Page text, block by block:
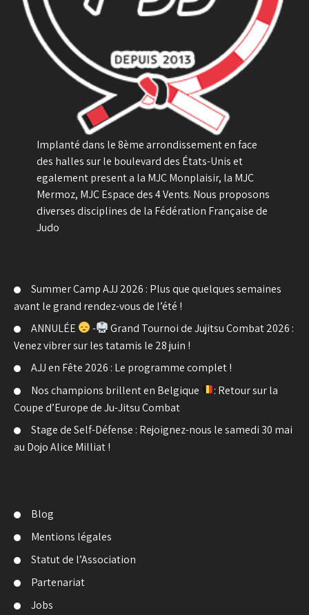
Implanté dans le 8ème arrondissement en face
des halles sur le boulevard des États-Unis et
egalement present a la MJC Monplaisir, la MJC
Mermoz, MJC Espace des 4 Vents. Nous proposons
diverses disciplines de la Fédération Française de
Judo
Summer Camp AJJ 2026 : Plus que quelques semaines
avant le grand rendez-vous de l’été !
ANNULÉE
-
Grand Tournoi de Jujitsu Combat 2026 :
Venez vibrer sur les tatamis le 28 juin !
AJJ en Fête 2026 : Le programme complet !
Nos champions brillent en Belgique
: Retour sur la
Coupe d’Europe de Ju-Jitsu Combat
Stage de Self-Défense : Rejoignez-nous le samedi 30 mai
au Dojo Alice Milliat !
Blog
Mentions légales
Statut de l’Association
Partenariat
Jobs